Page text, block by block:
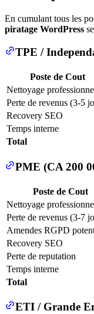
En cumulant tous les
piratage WordPress
TPE /
Poste de Cout
Nettoyage
Perte de revenus (3-5
Recovery SEO
Temps interne
Total
PME (CA 200
Poste de Cout
Nettoyage
Perte de revenus (3-7
Amendes RGPD
Recovery SEO
Perte de reputation
Temps interne
Total
ETI / Grande